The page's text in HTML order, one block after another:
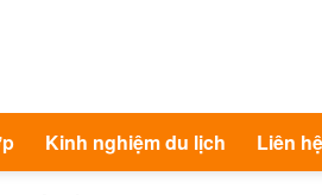
Kinh nghiệm du lịch Liên hệ